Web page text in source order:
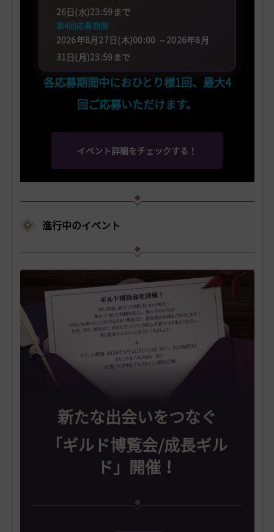
26日(水)23:59まで
第4回応募期間
2026年8月27日(木)00:00 ～2026年8月
31日(月)23:59まで
各応募期間中におひとり様1回、最大4
回ご応募いただけます。
イベント詳細をチェックする！
進行中のイベント
新たな出会いをつなぐ
「ギルド博覧会/成長ギル
ド」開催！